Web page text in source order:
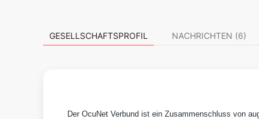
GESELLSCHAFTSPROFIL NACHRICHTEN (6)
Der OcuNet Verbund ist ein Zusammenschluss von